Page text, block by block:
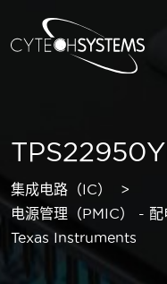
集成电路（IC）
电源管理（PMIC） -
Texas Instruments